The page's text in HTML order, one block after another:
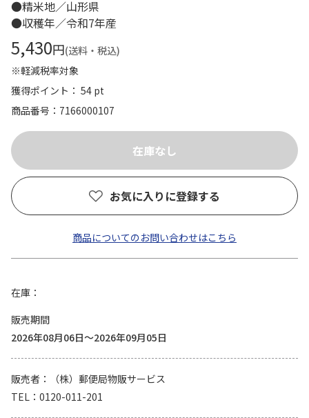
●精米地／山形県
●収穫年／令和7年産
5,430円(送料・税込)
※軽減税率対象
獲得ポイント： 54 pt
商品番号
7166000107
お気に入りに登録する
商品についてのお問い合わせはこちら
在庫
販売期間
2026年08月06日～2026年09月05日
販売者
（株）郵便局物販サービス
TEL
0120-011-201